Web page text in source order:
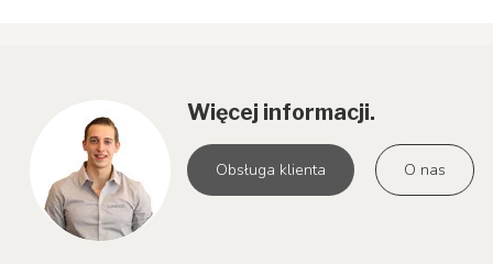
Więcej informacji.
Obsługa klienta O nas